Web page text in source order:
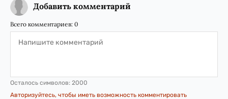
Добавить комментарий
Всего комментариев: 0
Осталось символов: 2000
Авторизуйтесь, чтобы иметь возможность комментировать